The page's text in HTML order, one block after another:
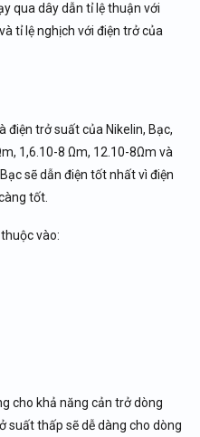
qua dây dẫn tỉ lệ thuận với
tỉ lệ nghịch với điện trở của
điện trở suất của Nikelin, Bạc,
1,6.10-8 Ωm, 12.10-8Ωm và
sẽ dẫn điện tốt nhất vì điện
tốt.
vào:
cho khả năng cản trở dòng
suất thấp sẽ dễ dàng cho dòng